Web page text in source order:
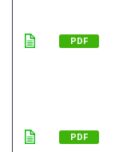
PDF
PDF